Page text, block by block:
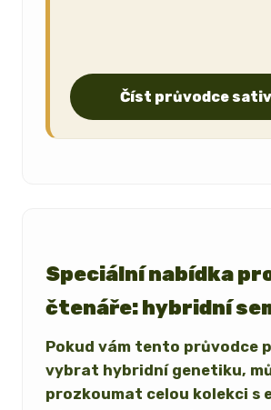
Číst průvodce
Speciální nabídka
čtenáře: hybridní
Pokud vám tento průvodce
vybrat hybridní genetiku,
prozkoumat celou kolekci s